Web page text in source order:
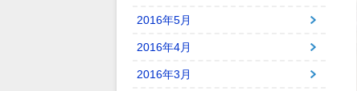
2016年5月
2016年4月
2016年3月